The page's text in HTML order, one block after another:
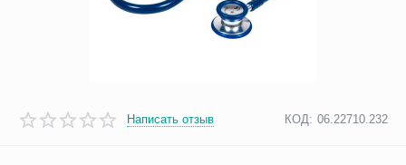
Написать отзыв КОД: 06.22710.232